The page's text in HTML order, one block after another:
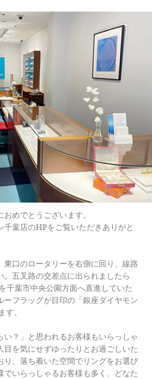
めでとうございます。
千葉店のHPをご覧いただきありがと
東口のロータリーを右側に回り、線路
五叉路の交差点に出られましたら
千葉市中央公園方面へ直進していた
フラッグが目印の「銀座ダイヤモン
。
い？」と思われるお客様もいらっしゃ
を気にせずゆったりとお過ごしいた
り、落ち着いた空間でリングをお選び
いらっしゃるお客様も多く、どなた